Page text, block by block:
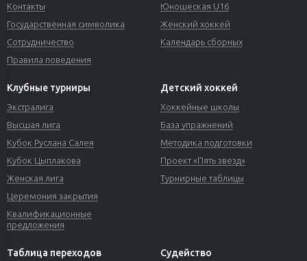
Контакты
Государственная символика
Сотрудничество
Правила поведения
Юношеская U16
Женский хоккей
Календарь сборных
Клубные турниры
Экстралига
Высшая лига
Кубок Руслана Салея
Кубок Цыплакова
Женская лига
Церемония закрытия
Квалификационные
предложения
Детский хоккей
Хоккейные школы
База упражнений
Методика подготовки
Проект «Пять звезд»
Турнирные таблицы
Таблица переходов Судейство